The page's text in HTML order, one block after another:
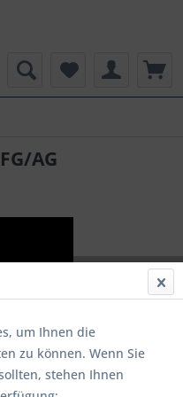
AG
um Ihnen die
zu können. Wenn Sie
stehen Ihnen